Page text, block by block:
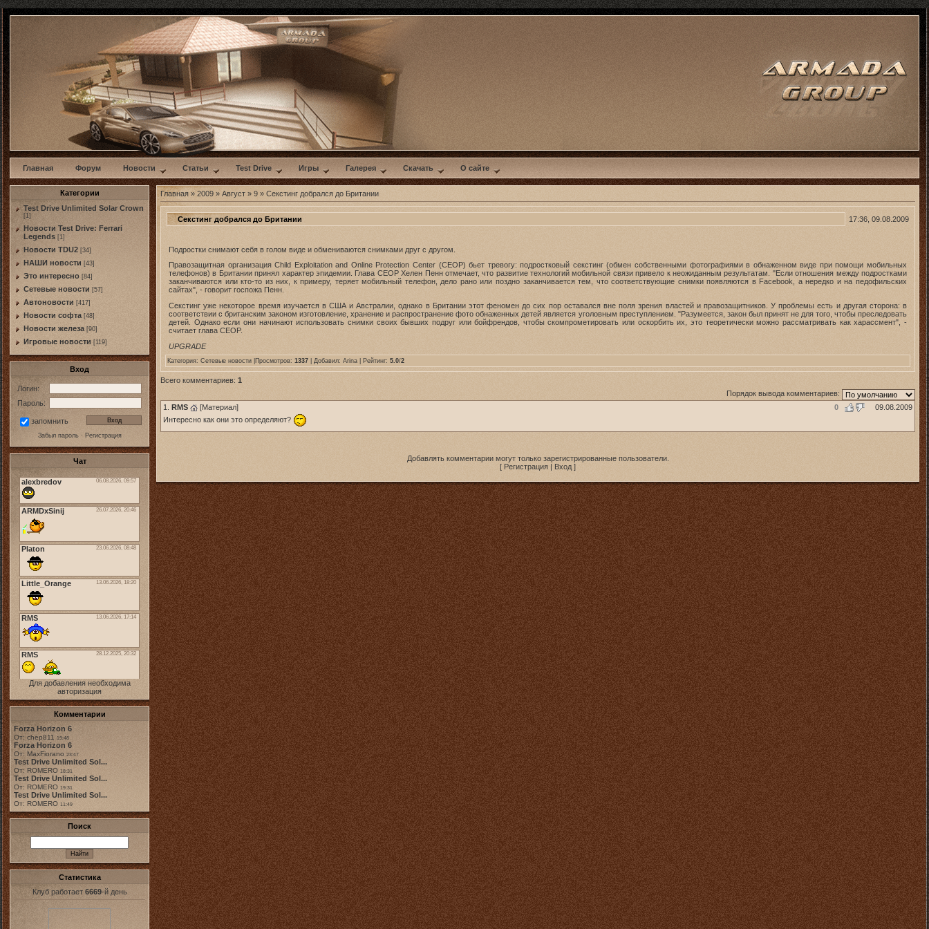
w
Главная Форум Новости Статьи Test Drive Игры Галерея Скачать О сайте
Категории
Test Drive Unlimited Solar Crown
[1]
Новости Test Drive: Ferrari
Legends [1]
Новости TDU2 [34]
НАШИ новости [43]
Это интересно [84]
Сетевые новости [57]
Автоновости [417]
Новости софта [48]
Новоcти железа [90]
Игровые новости [119]
Вход
Логин:
Пароль:
запомнить
Забыл пароль· Регистрация
Чат
Для добавления необходима
авторизация
Комментарии
Forza Horizon 6
От: chep811 19:48
Forza Horizon 6
От: MaxFiorano 23:47
Test Drive Unlimited Sol...
От: ROMERO 18:31
Test Drive Unlimited Sol...
От: ROMERO 19:31
Test Drive Unlimited Sol...
От: ROMERO 11:49
Поиск
Статистика
Клуб работает 6669-й день
Главная » 2009 » Август » 9 » Секстинг добрался до Британии
Секстинг добрался до Британии 17:36, 09.08.2009
Подростки снимают себя в голом виде и обмениваются снимками друг с другом.
Правозащитная организация Child Exploitation and Online Protection Center (CEOP) бьет тревогу: подростковый секстинг (обмен собственными фотографиями в обнаженном виде при помощи мобильных
телефонов) в Британии принял характер эпидемии. Глава CEOP Хелен Пенн отмечает, что развитие технологий мобильной связи привело к неожиданным результатам. "Если отношения между подростками
заканчиваются или кто-то из них, к примеру, теряет мобильный телефон, дело рано или поздно заканчивается тем, что соответствующие снимки появляются в Facebook, а нередко и на педофильских
сайтах", - говорит госпожа Пенн.
Cекстинг уже некоторое время изучается в США и Австралии, однако в Британии этот феномен до сих пор оставался вне поля зрения властей и правозащитников. У проблемы есть и другая сторона: в
соответствии с британским законом изготовление, хранение и распространение фото обнаженных детей является уголовным преступлением. "Разумеется, закон был принят не для того, чтобы преследовать
детей. Однако если они начинают использовать снимки своих бывших подруг или бойфрендов, чтобы скомпрометировать или оскорбить их, это теоретически можно рассматривать как харассмент", -
считает глава CEOP.
UPGRADE
Категория: Сетевые новости |Просмотров: 1337 | Добавил: Arina | Рейтинг: 5.0/2
Всего комментариев: 1
Порядок вывода комментариев:
0
09.08.2009
1. RMS [Материал]
Интересно как они это определяют?
Добавлять комментарии могут только зарегистрированные пользователи.
[ Регистрация | Вход ]